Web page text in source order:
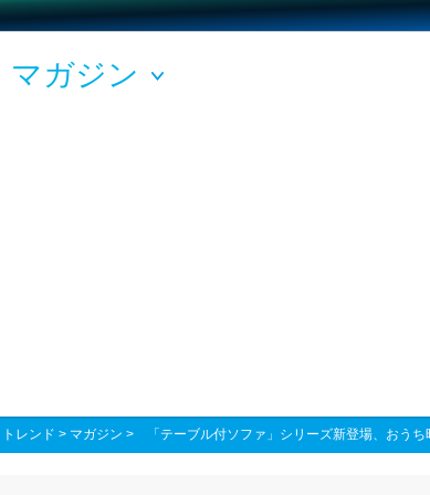
マガジン
トレンド > マガジン > 「テーブル付ソファ」シリーズ新登場、おう